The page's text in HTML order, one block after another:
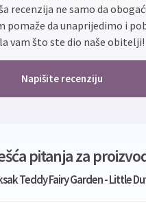
recenzija ne samo da
pomaže da unaprijedimo i
vam što ste dio naše obitelji!
Napišite recenziju
pitanja za
Teddy Fairy Garden - Little